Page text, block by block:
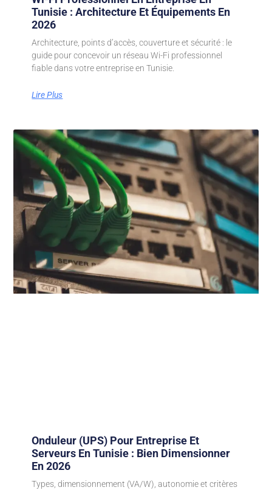
Tunisie : Architecture Et Équipements En
2026
Architecture, points d’accès, couverture et sécurité : le
guide pour concevoir un réseau Wi-Fi professionnel
fiable dans votre entreprise en Tunisie.
Lire Plus
Onduleur (UPS) Pour Entreprise Et
Serveurs En Tunisie : Bien Dimensionner
En 2026
Types, dimensionnement (VA/W), autonomie et critères